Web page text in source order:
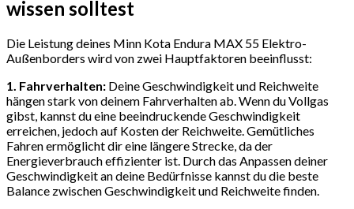
wissen solltest
Die Leistung deines Minn Kota Endura MAX 55 Elektro-
Außenborders wird von zwei Hauptfaktoren beeinflusst:
1. Fahrverhalten: Deine Geschwindigkeit und Reichweite
hängen stark von deinem Fahrverhalten ab. Wenn du Vollgas
gibst, kannst du eine beeindruckende Geschwindigkeit
erreichen, jedoch auf Kosten der Reichweite. Gemütliches
Fahren ermöglicht dir eine längere Strecke, da der
Energieverbrauch effizienter ist. Durch das Anpassen deiner
Geschwindigkeit an deine Bedürfnisse kannst du die beste
Balance zwischen Geschwindigkeit und Reichweite finden.